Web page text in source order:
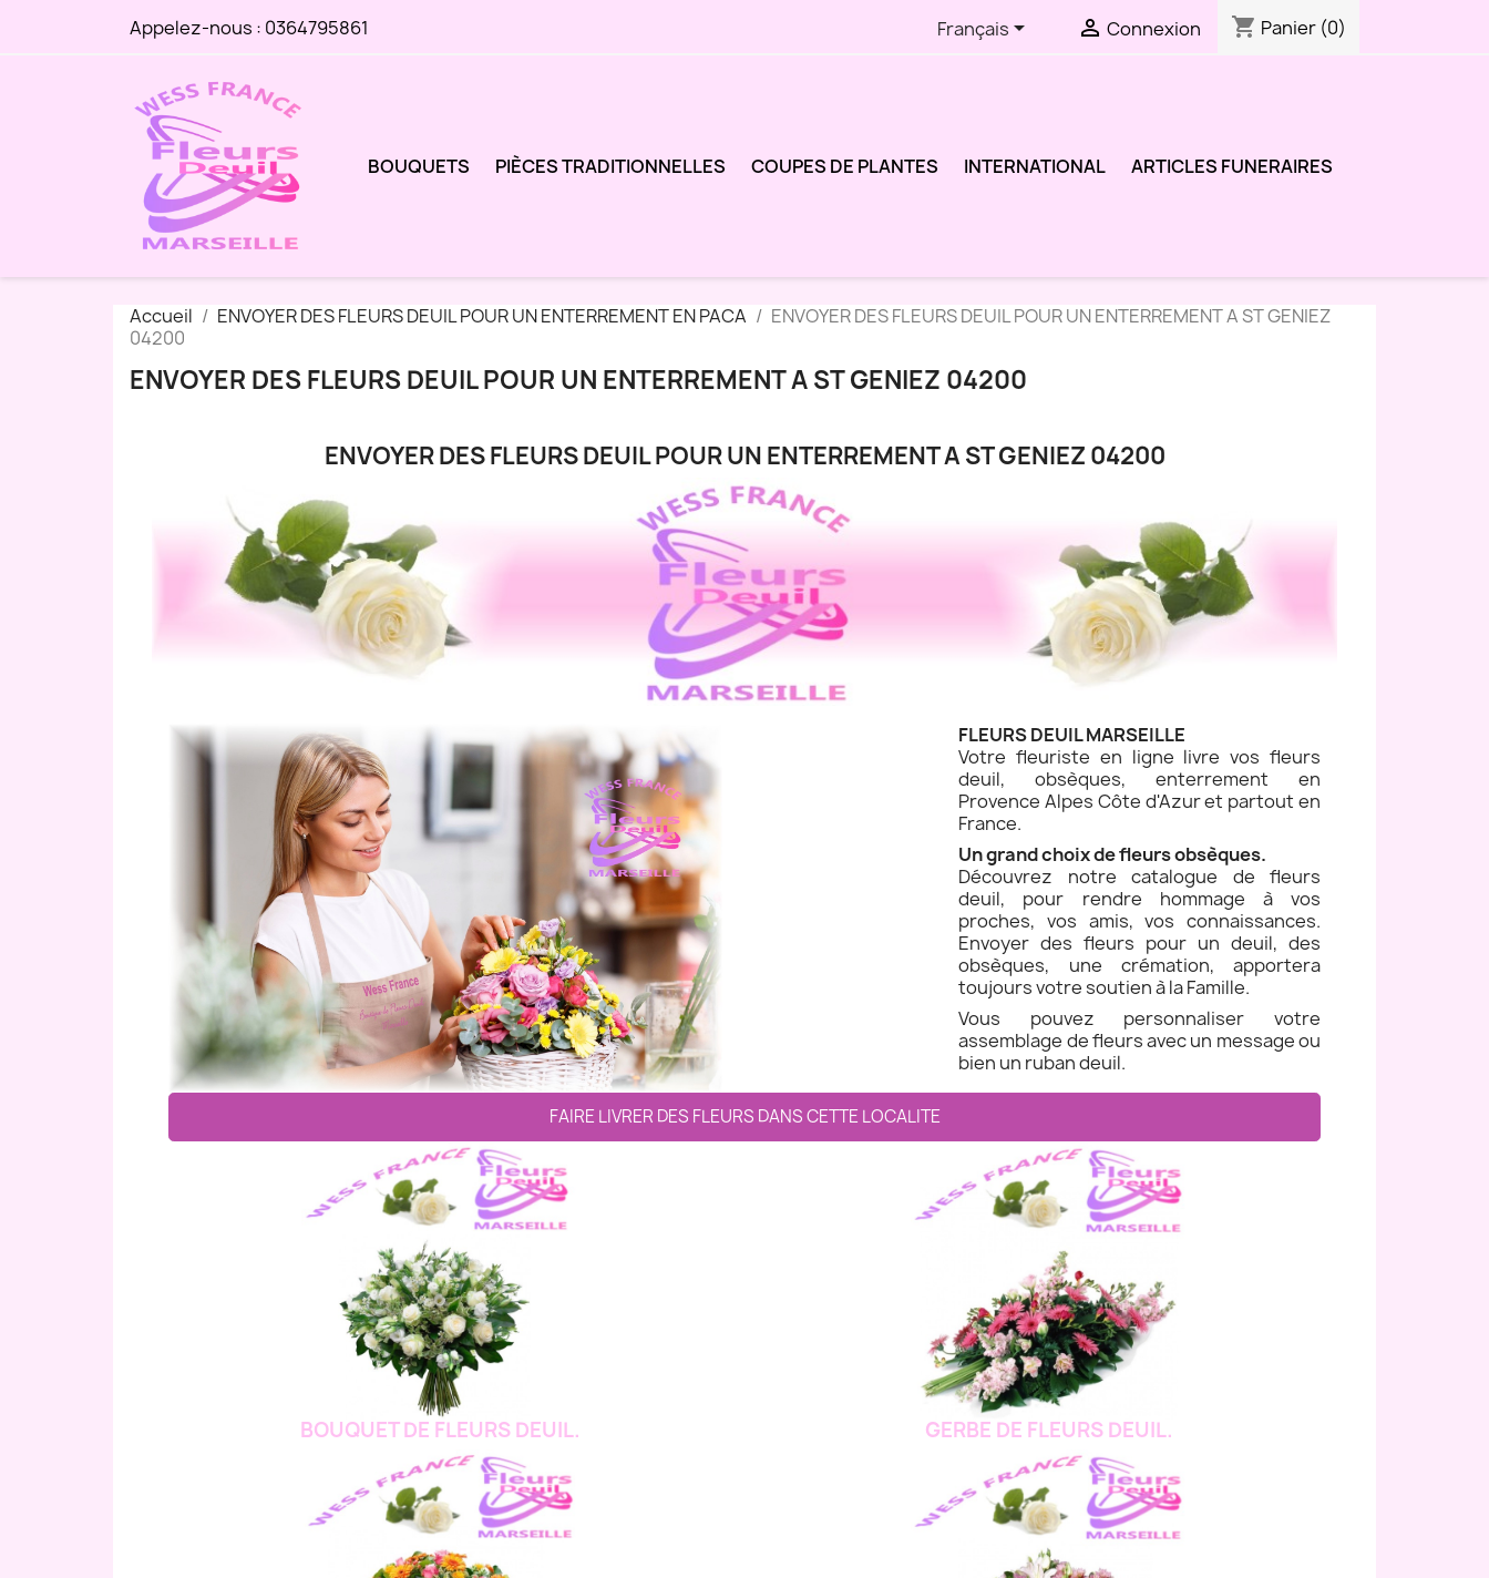
Appelez-nous : 0364795861 Français  Connexion shopping_cart Panier (0)
BOUQUETS PIÈCES TRADITIONNELLES COUPES DE PLANTES INTERNATIONAL ARTICLES FUNERAIRES
Accueil ENVOYER DES FLEURS DEUIL POUR UN ENTERREMENT EN PACA
ENVOYER DES FLEURS DEUIL POUR UN ENTERREMENT A ST GENIEZ
04200
ENVOYER DES FLEURS DEUIL POUR UN ENTERREMENT A ST GENIEZ 04200
ENVOYER DES FLEURS DEUIL POUR UN ENTERREMENT A ST GENIEZ 04200
FLEURS DEUIL MARSEILLE
Votre fleuriste en ligne livre vos fleurs
deuil, obsèques, enterrement en
Provence Alpes Côte d'Azur et partout en
France.
Un grand choix de fleurs obsèques.
Découvrez notre catalogue de fleurs
deuil, pour rendre hommage à vos
proches, vos amis, vos connaissances.
Envoyer des fleurs pour un deuil, des
obsèques, une crémation, apportera
toujours votre soutien à la Famille.
Vous pouvez personnaliser votre
assemblage de fleurs avec un message ou
bien un ruban deuil.
FAIRE LIVRER DES FLEURS DANS CETTE LOCALITE
BOUQUET DE FLEURS DEUIL. GERBE DE FLEURS DEUIL.